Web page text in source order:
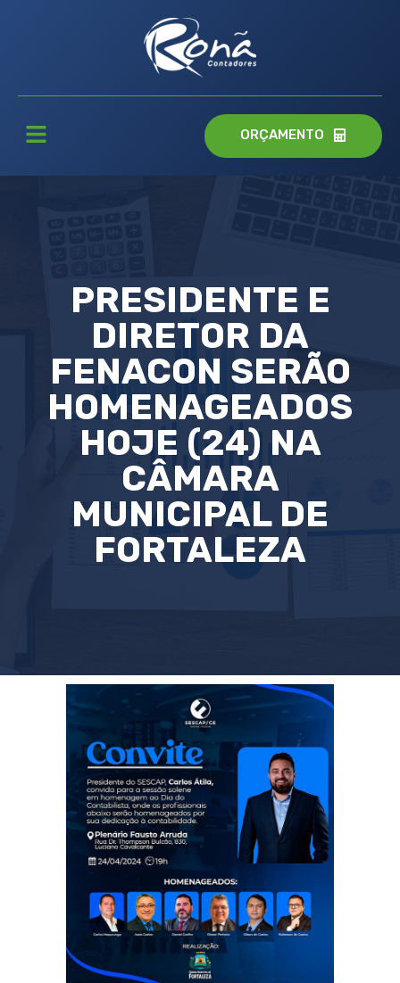
ORÇAMENTO
PRESIDENTE E
DIRETOR DA
FENACON SERÃO
HOMENAGEADOS
HOJE (24) NA
CÂMARA
MUNICIPAL DE
FORTALEZA